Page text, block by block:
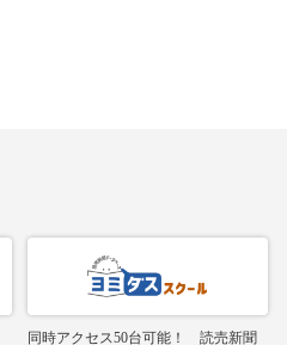
同時アクセス50台可能！ 読売新聞